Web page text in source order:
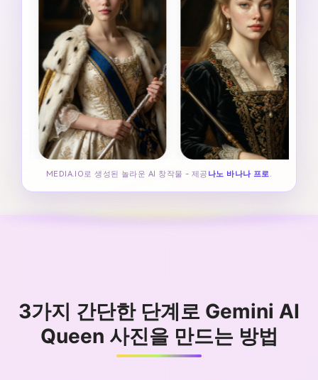
MEDIA.IO로 생성된 놀라운 AI 창작물 - 제공 나노 바나나 프로.
3가지 간단한 단계로 Gemini AI
Queen 사진을 만드는 방법